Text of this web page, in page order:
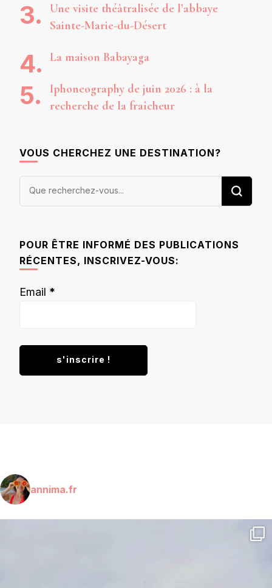
Une visite théâtralisée de l’abbaye
Sainte-Marie-du-Désert
La maison Babayaga
Iphoneography de juin 2026 : à la
recherche de la fraîcheur
VOUS CHERCHEZ UNE DESTINATION?
Vous
POUR ÊTRE INFORMÉ DES PUBLICATIONS
RÉCENTES, INSCRIVEZ-VOUS:
Email *
annima.fr